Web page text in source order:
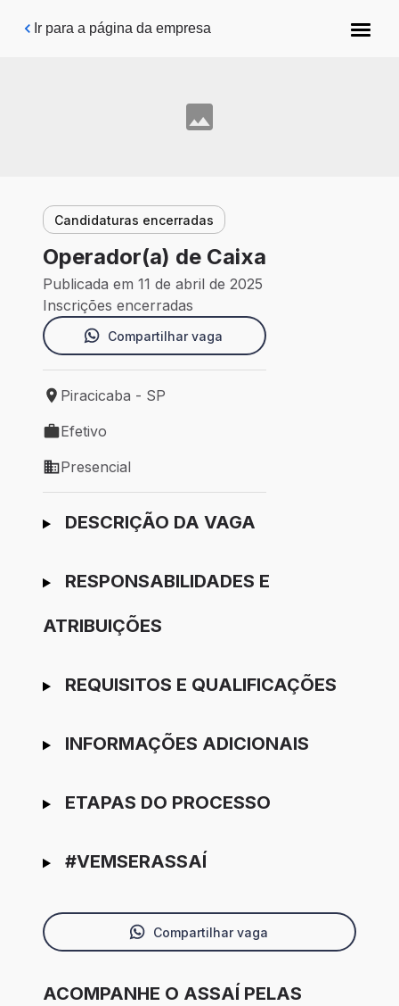
Pular para o conteúdo principal
Ir para a página da empresa
Candidaturas encerradas
Operador(a) de Caixa
Publicada em 11 de abril de 2025
Inscrições encerradas
Compartilhar vaga
Local de trabalho: Piracicaba - SP
Piracicaba - SP
Tipo de vaga: Efetivo
Efetivo
Modelo de trabalho: Presencial
Presencial
Ir para candidatura
DESCRIÇÃO DA VAGA
RESPONSABILIDADES E
ATRIBUIÇÕES
REQUISITOS E QUALIFICAÇÕES
INFORMAÇÕES ADICIONAIS
ETAPAS DO PROCESSO
#VEMSERASSAÍ
Compartilhar vaga
ACOMPANHE O ASSAÍ PELAS